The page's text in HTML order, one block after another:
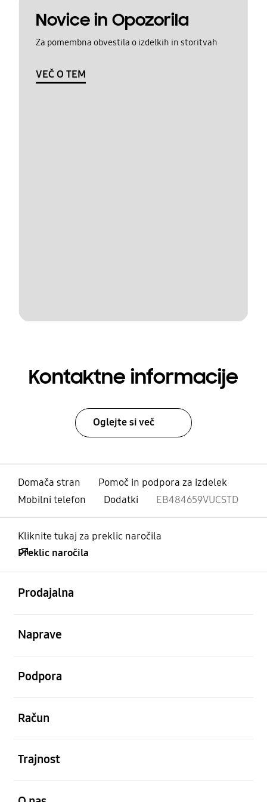
Novice in Opozorila
Za pomembna obvestila o izdelkih in storitvah
VEČ O TEM
Kontaktne informacije
Oglejte si več
Domača stran
Pomoč in podpora za izdelek
Mobilni telefon
Dodatki EB484659VUCSTD
Kliknite tukaj za preklic naročila
Preklic naročila
Prodajalna
Naprave
Podpora
Račun
Trajnost